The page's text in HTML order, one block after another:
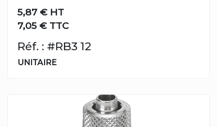
5,87 € HT
7,05 € TTC
Réf. : #RB3 12
UNITAIRE